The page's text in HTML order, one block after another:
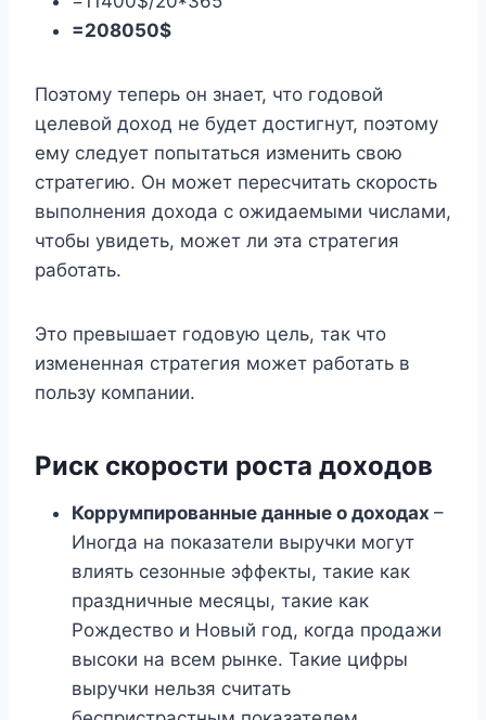
=208050$
Поэтому теперь он знает, что годовой
целевой доход не будет достигнут, поэтому
ему следует попытаться изменить свою
стратегию. Он может пересчитать скорость
выполнения дохода с ожидаемыми числами,
чтобы увидеть, может ли эта стратегия
работать.
Это превышает годовую цель, так что
измененная стратегия может работать в
пользу компании.
Риск скорости роста доходов
Коррумпированные данные о доходах –
Иногда на показатели выручки могут
влиять сезонные эффекты, такие как
праздничные месяцы, такие как
Рождество и Новый год, когда продажи
высоки на всем рынке. Такие цифры
выручки нельзя считать